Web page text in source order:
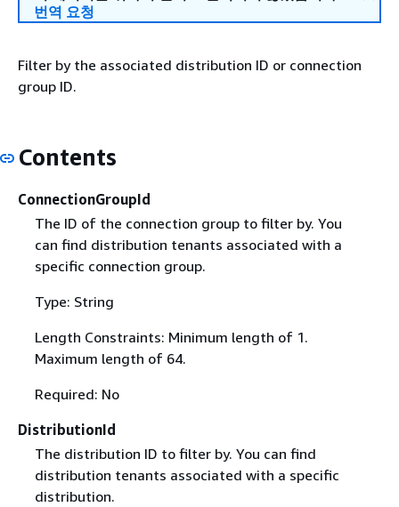
번역 요청
Filter by the associated distribution ID or connection
group ID.
Contents
ConnectionGroupId
The ID of the connection group to filter by. You
can find distribution tenants associated with a
specific connection group.
Type: String
Length Constraints: Minimum length of 1.
Maximum length of 64.
Required: No
DistributionId
The distribution ID to filter by. You can find
distribution tenants associated with a specific
distribution.